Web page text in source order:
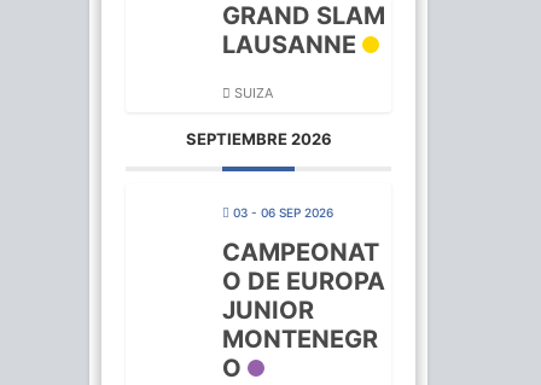
GRAND SLAM
LAUSANNE
SUIZA
SEPTIEMBRE 2026
03 - 06 SEP 2026
CAMPEONAT
O DE EUROPA
JUNIOR
MONTENEGR
O